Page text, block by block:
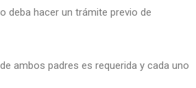
deba hacer un trámite previo de
deambos padres es requerida ycada uno